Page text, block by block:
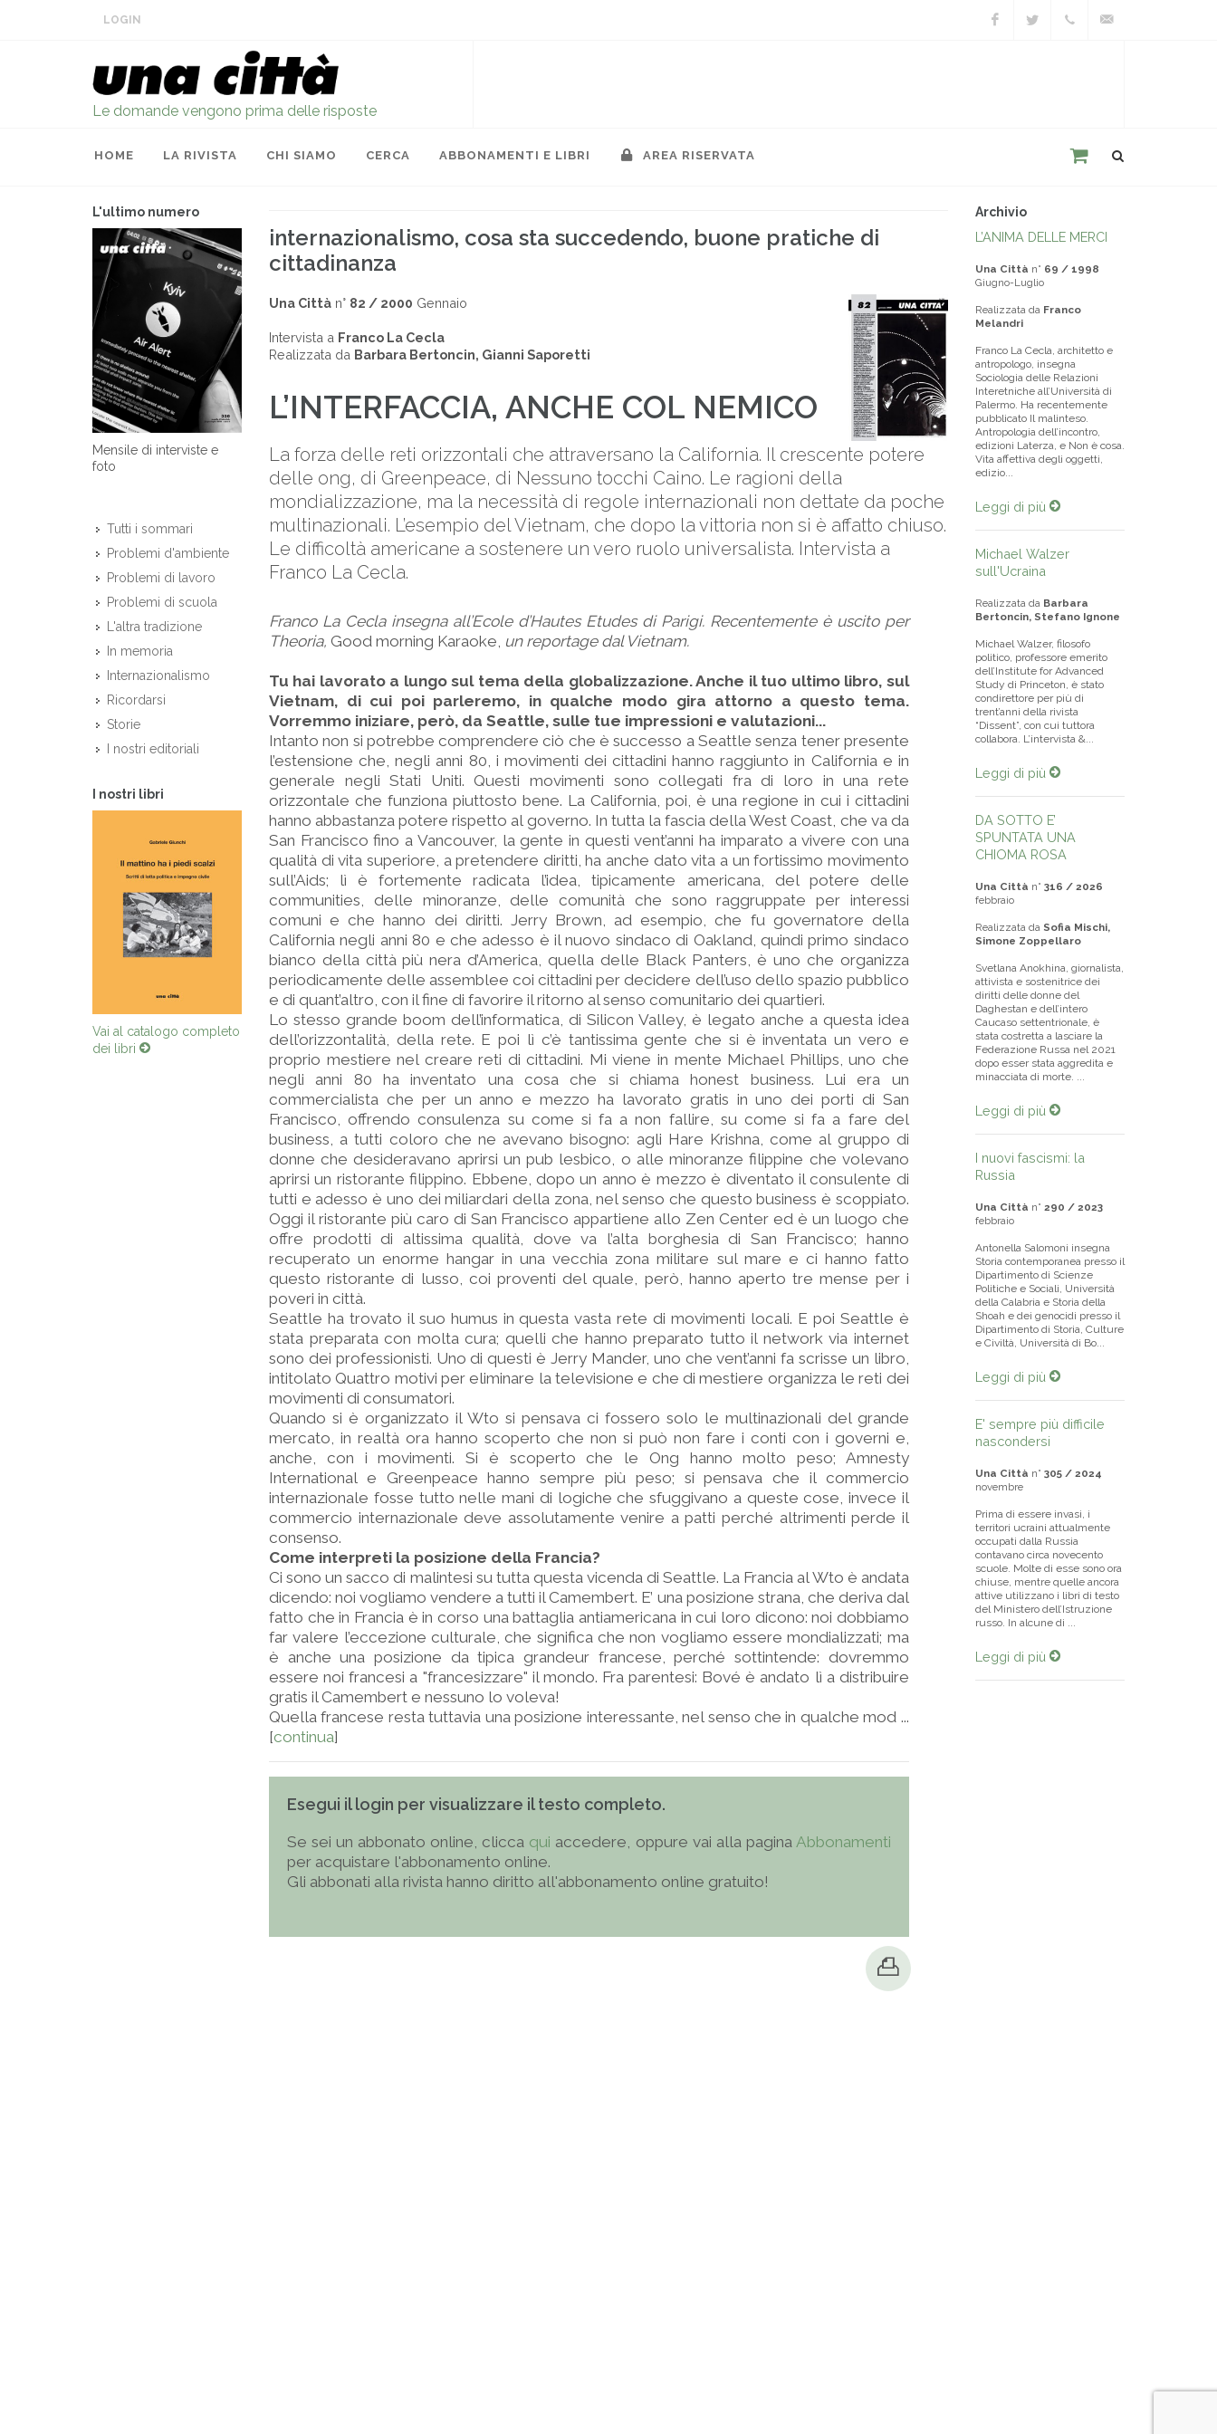
LOGIN
Le domande vengono prima delle risposte
HOME LA RIVISTA CHI SIAMO CERCA ABBONAMENTI E LIBRI AREA RISERVATA
L'ultimo numero
Mensile di interviste e
foto
Tutti i sommari
Problemi d'ambiente
Problemi di lavoro
Problemi di scuola
L'altra tradizione
In memoria
Internazionalismo
Ricordarsi
Storie
I nostri editoriali
I nostri libri
Vai al catalogo completo
dei libri
internazionalismo, cosa sta succedendo, buone pratiche di
cittadinanza
Una Città n° 82 / 2000 Gennaio
Intervista a Franco La Cecla
Realizzata da Barbara Bertoncin, Gianni Saporetti
L’INTERFACCIA, ANCHE COL NEMICO
La forza delle reti orizzontali che attraversano la California. Il crescente potere
delle ong, di Greenpeace, di Nessuno tocchi Caino. Le ragioni della
mondializzazione, ma la necessità di regole internazionali non dettate da poche
multinazionali. L’esempio del Vietnam, che dopo la vittoria non si è affatto chiuso.
Le difficoltà americane a sostenere un vero ruolo universalista. Intervista a
Franco La Cecla.
Franco La Cecla insegna all’Ecole d’Hautes Etudes di Parigi. Recentemente è uscito per
Theoria, Good morning Karaoke, un reportage dal Vietnam.
Tu hai lavorato a lungo sul tema della globalizzazione. Anche il tuo ultimo libro, sul
Vietnam, di cui poi parleremo, in qualche modo gira attorno a questo tema.
Vorremmo iniziare, però, da Seattle, sulle tue impressioni e valutazioni...
Intanto non si potrebbe comprendere ciò che è successo a Seattle senza tener presente
l’estensione che, negli anni 80, i movimenti dei cittadini hanno raggiunto in California e in
generale negli Stati Uniti. Questi movimenti sono collegati fra di loro in una rete
orizzontale che funziona piuttosto bene. La California, poi, è una regione in cui i cittadini
hanno abbastanza potere rispetto al governo. In tutta la fascia della West Coast, che va da
San Francisco fino a Vancouver, la gente in questi vent’anni ha imparato a vivere con una
qualità di vita superiore, a pretendere diritti, ha anche dato vita a un fortissimo movimento
sull’Aids; lì è fortemente radicata l’idea, tipicamente americana, del potere delle
communities, delle minoranze, delle comunità che sono raggruppate per interessi
comuni e che hanno dei diritti. Jerry Brown, ad esempio, che fu governatore della
California negli anni 80 e che adesso è il nuovo sindaco di Oakland, quindi primo sindaco
bianco della città più nera d’America, quella delle Black Panters, è uno che organizza
periodicamente delle assemblee coi cittadini per decidere dell’uso dello spazio pubblico
e di quant’altro, con il fine di favorire il ritorno al senso comunitario dei quartieri.
Lo stesso grande boom dell’informatica, di Silicon Valley, è legato anche a questa idea
dell’orizzontalità, della rete. E poi lì c’è tantissima gente che si è inventata un vero e
proprio mestiere nel creare reti di cittadini. Mi viene in mente Michael Phillips, uno che
negli anni 80 ha inventato una cosa che si chiama honest business. Lui era un
commercialista che per un anno e mezzo ha lavorato gratis in uno dei porti di San
Francisco, offrendo consulenza su come si fa a non fallire, su come si fa a fare del
business, a tutti coloro che ne avevano bisogno: agli Hare Krishna, come al gruppo di
donne che desideravano aprirsi un pub lesbico, o alle minoranze filippine che volevano
aprirsi un ristorante filippino. Ebbene, dopo un anno è mezzo è diventato il consulente di
tutti e adesso è uno dei miliardari della zona, nel senso che questo business è scoppiato.
Oggi il ristorante più caro di San Francisco appartiene allo Zen Center ed è un luogo che
offre prodotti di altissima qualità, dove va l’alta borghesia di San Francisco; hanno
recuperato un enorme hangar in una vecchia zona militare sul mare e ci hanno fatto
questo ristorante di lusso, coi proventi del quale, però, hanno aperto tre mense per i
poveri in città.
Seattle ha trovato il suo humus in questa vasta rete di movimenti locali. E poi Seattle è
stata preparata con molta cura; quelli che hanno preparato tutto il network via internet
sono dei professionisti. Uno di questi è Jerry Mander, uno che vent’anni fa scrisse un libro,
intitolato Quattro motivi per eliminare la televisione e che di mestiere organizza le reti dei
movimenti di consumatori.
Quando si è organizzato il Wto si pensava ci fossero solo le multinazionali del grande
mercato, in realtà ora hanno scoperto che non si può non fare i conti con i governi e,
anche, con i movimenti. Si è scoperto che le Ong hanno molto peso; Amnesty
International e Greenpeace hanno sempre più peso; si pensava che il commercio
internazionale fosse tutto nelle mani di logiche che sfuggivano a queste cose, invece il
commercio internazionale deve assolutamente venire a patti perché altrimenti perde il
consenso.
Come interpreti la posizione della Francia?
Ci sono un sacco di malintesi su tutta questa vicenda di Seattle. La Francia al Wto è andata
dicendo: noi vogliamo vendere a tutti il Camembert. E’ una posizione strana, che deriva dal
fatto che in Francia è in corso una battaglia antiamericana in cui loro dicono: noi dobbiamo
far valere l’eccezione culturale, che significa che non vogliamo essere mondializzati; ma
è anche una posizione da tipica grandeur francese, perché sottintende: dovremmo
essere noi francesi a "francesizzare" il mondo. Fra parentesi: Bové è andato lì a distribuire
gratis il Camembert e nessuno lo voleva!
Quella francese resta tuttavia una posizione interessante, nel senso che in qualche mod ...
[continua]
Esegui il login per visualizzare il testo completo.
Se sei un abbonato online, clicca qui accedere, oppure vai alla pagina Abbonamenti
per acquistare l'abbonamento online.
Gli abbonati alla rivista hanno diritto all'abbonamento online gratuito!
Archivio
L’ANIMA DELLE MERCI
Una Città n° 69 / 1998
Giugno-Luglio
Realizzata da Franco
Melandri
Franco La Cecla, architetto e
antropologo, insegna
Sociologia delle Relazioni
Interetniche all’Università di
Palermo. Ha recentemente
pubblicato Il malinteso.
Antropologia dell’incontro,
edizioni Laterza, e Non è cosa.
Vita affettiva degli oggetti,
edizio...
Leggi di più
Michael Walzer
sull'Ucraina
Realizzata da Barbara
Bertoncin, Stefano Ignone
Michael Walzer, filosofo
politico, professore emerito
dell’Institute for Advanced
Study di Princeton, è stato
condirettore per più di
trent’anni della rivista
“Dissent”, con cui tuttora
collabora. L’intervista &...
Leggi di più
DA SOTTO E’
SPUNTATA UNA
CHIOMA ROSA
Una Città n° 316 / 2026
febbraio
Realizzata da Sofia Mischi,
Simone Zoppellaro
Svetlana Anokhina, giornalista,
attivista e sostenitrice dei
diritti delle donne del
Daghestan e dell’intero
Caucaso settentrionale, è
stata costretta a lasciare la
Federazione Russa nel 2021
dopo esser stata aggredita e
minacciata di morte. ...
Leggi di più
I nuovi fascismi: la
Russia
Una Città n° 290 / 2023
febbraio
Antonella Salomoni insegna
Storia contemporanea presso il
Dipartimento di Scienze
Politiche e Sociali, Università
della Calabria e Storia della
Shoah e dei genocidi presso il
Dipartimento di Storia, Culture
e Civiltà, Università di Bo...
Leggi di più
E' sempre più difficile
nascondersi
Una Città n° 305 / 2024
novembre
Prima di essere invasi, i
territori ucraini attualmente
occupati dalla Russia
contavano circa novecento
scuole. Molte di esse sono ora
chiuse, mentre quelle ancora
attive utilizzano i libri di testo
del Ministero dell’Istruzione
russo. In alcune di ...
Leggi di più